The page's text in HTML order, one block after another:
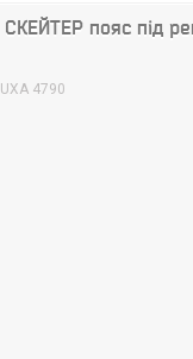
СКЕЙТЕР пояс під
4790